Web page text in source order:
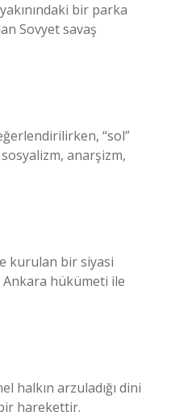
bir parka
Sovyet savaş
“sol”
anarşizm,
kurulan bir siyasi
hükümeti ile
halkın arzuladığı dini
harekettir.